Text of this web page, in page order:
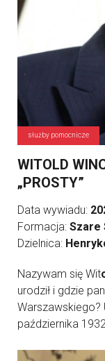
służby pomocnicze
WITOLD
„PROSTY”
Data wywiadu:
Formacja: Szare
Dzielnica:
Nazywam się Wit
urodził i gdzie
Warszawskiego?
października